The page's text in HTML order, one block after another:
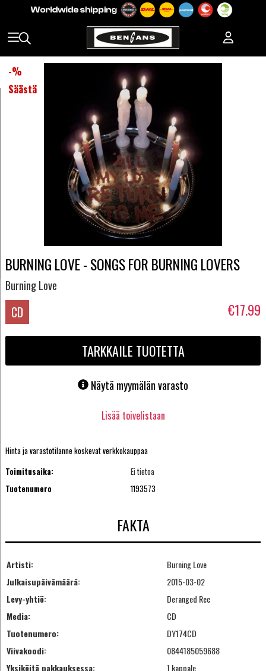
-%
Säästä
BURNING LOVE - SONGS FOR BURNING LOVERS
Burning Love
CD €17.99
TARKKAILE TUOTETTA
Näytä myymälän varasto
Lisää toivelistaan
Hinta ja varastotilanne koskevat verkkokauppaa
Toimitusaika:
Ei tietoa
Tuotenumero
1193573
FAKTA
Artisti:
Burning Love
Julkaisupäivämäärä:
2015-03-02
Levy-yhtiö:
Deranged Rec
Media:
CD
Tuotenumero:
DY174CD
Viivakoodi:
0844185059688
Yksiköitä pakkauksessa:
1 kappale